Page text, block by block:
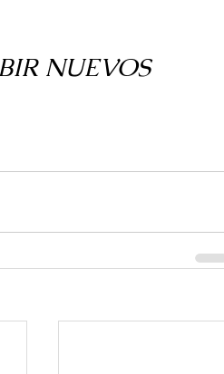
NUEVOS